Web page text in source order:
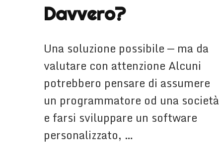
Davvero?
Una soluzione possibile — ma da
valutare con attenzione Alcuni
potrebbero pensare di assumere
un programmatore od una società
e farsi sviluppare un software
personalizzato, …